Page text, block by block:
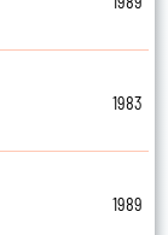
1983
1989